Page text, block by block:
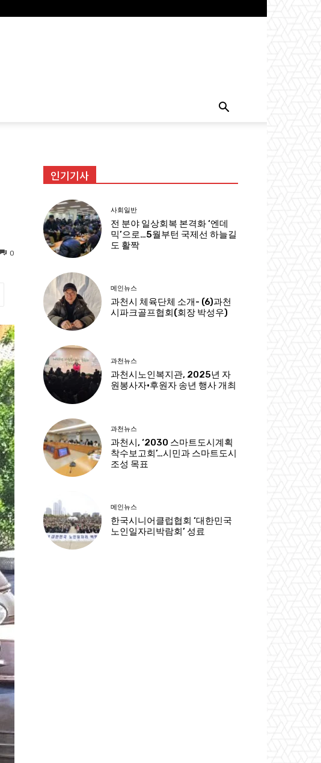
0
인기기사
사회일반
전 분야 일상회복 본격화 ‘엔데
믹’으로…5월부턴 국제선 하늘길
도 활짝
메인뉴스
과천시 체육단체 소개- (6)과천
시파크골프협회(회장 박성우)
과천뉴스
과천시노인복지관, 2025년 자
원봉사자·후원자 송년 행사 개최
과천뉴스
과천시, ‘2030 스마트도시계획
착수보고회’…시민과 스마트도시
조성 목표
메인뉴스
한국시니어클럽협회 ‘대한민국
노인일자리박람회’ 성료